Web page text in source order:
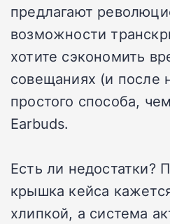
предлагают
возможности
хотите сэкономить
совещаниях (и после
простого способа,
Earbuds.
Есть ли недостатки?
крышка кейса
хлипкой, а система